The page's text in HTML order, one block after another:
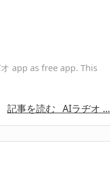
app as free app. This
記事を読む AIラヂオ ...